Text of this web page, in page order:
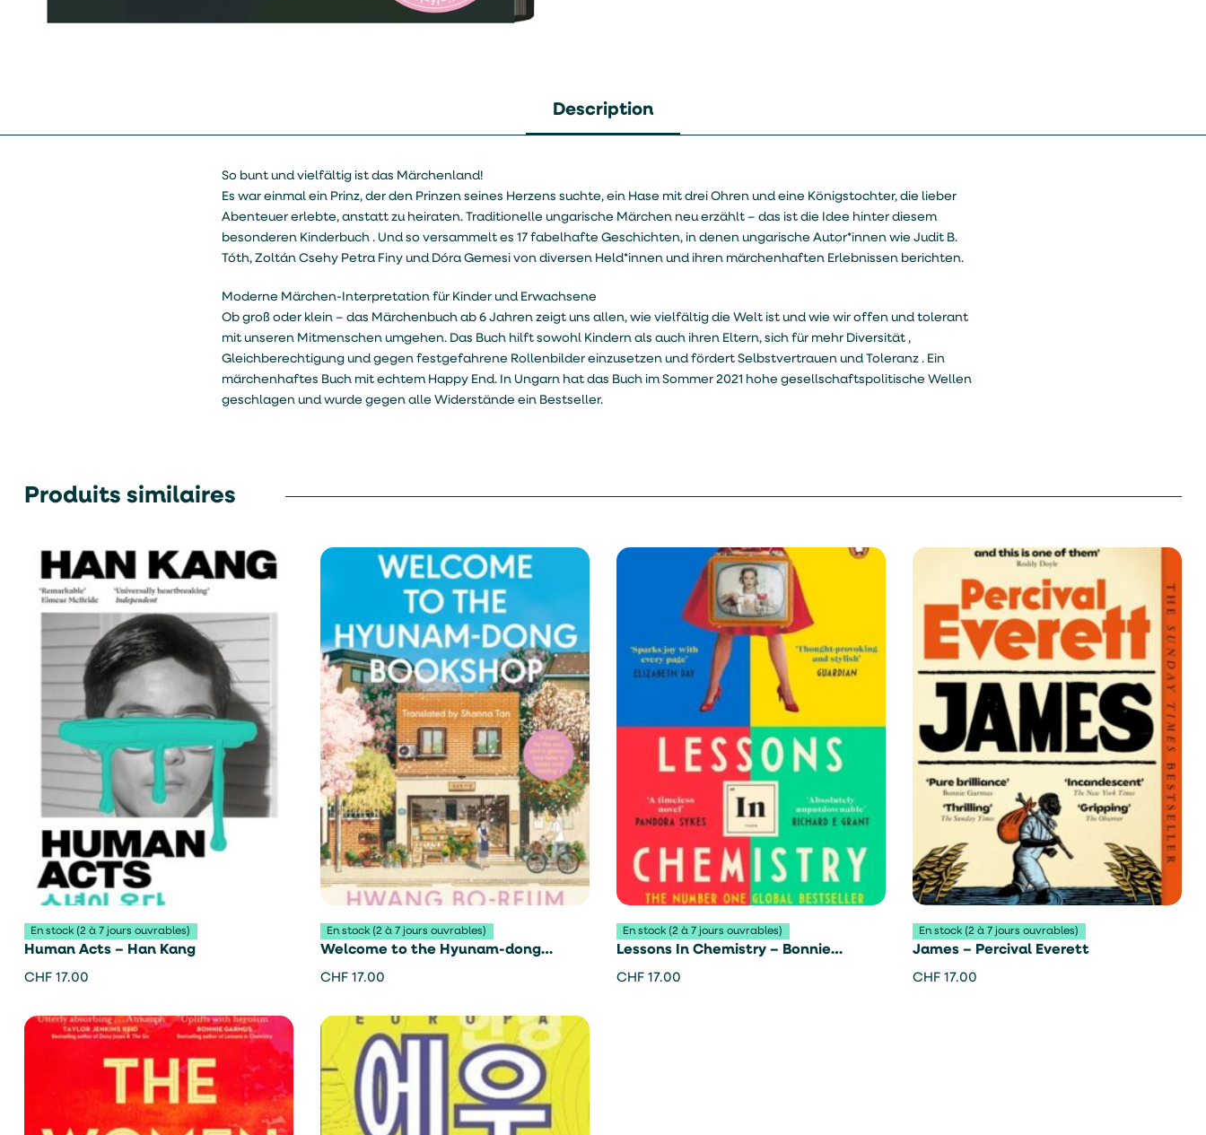
Description
So bunt und vielfältig ist das Märchenland!
Es war einmal ein Prinz, der den Prinzen seines Herzens suchte, ein Hase mit drei Ohren und eine Königstochter, die lieber
Abenteuer erlebte, anstatt zu heiraten. Traditionelle ungarische Märchen neu erzählt – das ist die Idee hinter diesem
besonderen Kinderbuch . Und so versammelt es 17 fabelhafte Geschichten, in denen ungarische Autor*innen wie Judit B.
Tóth, Zoltán Csehy Petra Finy und Dóra Gemesi von diversen Held*innen und ihren märchenhaften Erlebnissen berichten.
Moderne Märchen-Interpretation für Kinder und Erwachsene
Ob groß oder klein – das Märchenbuch ab 6 Jahren zeigt uns allen, wie vielfältig die Welt ist und wie wir offen und tolerant
mit unseren Mitmenschen umgehen. Das Buch hilft sowohl Kindern als auch ihren Eltern, sich für mehr Diversität ,
Gleichberechtigung und gegen festgefahrene Rollenbilder einzusetzen und fördert Selbstvertrauen und Toleranz . Ein
märchenhaftes Buch mit echtem Happy End. In Ungarn hat das Buch im Sommer 2021 hohe gesellschaftspolitische Wellen
geschlagen und wurde gegen alle Widerstände ein Bestseller.
Produits similaires
En stock (2 à 7 jours ouvrables)
Human Acts – Han Kang
CHF 17.00
En stock (2 à 7 jours ouvrables)
Welcome to the Hyunam-dong
Bookshop – Hwang Bo-Reum
CHF 17.00
En stock (2 à 7 jours ouvrables)
Lessons In Chemistry – Bonnie
Garmus
CHF 17.00
En stock (2 à 7 jours ouvrables)
James – Percival Everett
CHF 17.00